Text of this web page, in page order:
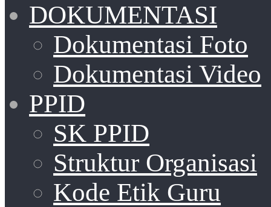
DOKUMENTASI
Dokumentasi Foto
Dokumentasi Video
PPID
SK PPID
Struktur Organisasi
Kode Etik Guru